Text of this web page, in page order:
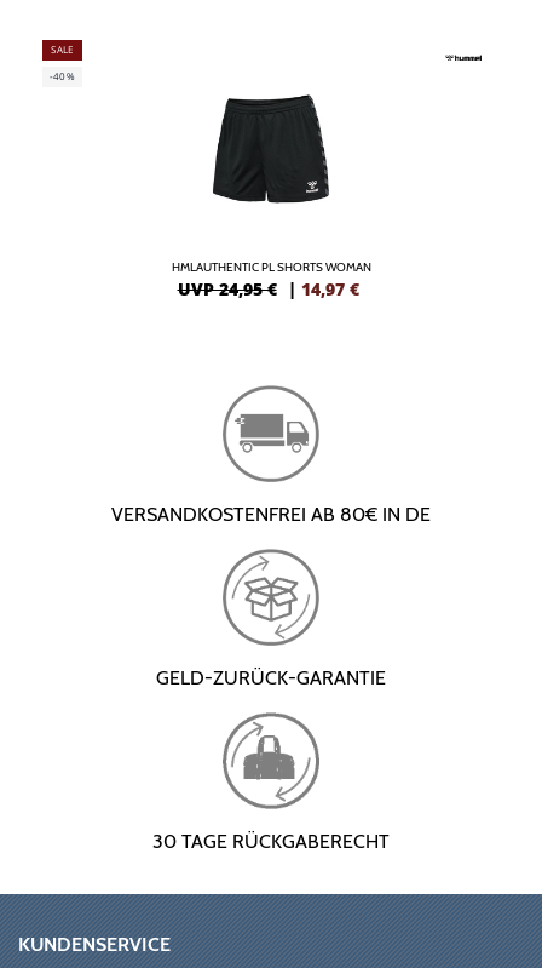
SALE
-40%
HMLAUTHENTIC PL SHORTS WOMAN
UVP 24,95 € | 14,97 €
VERSANDKOSTENFREI AB 80€ IN DE
GELD-ZURÜCK-GARANTIE
30 TAGE RÜCKGABERECHT
KUNDENSERVICE